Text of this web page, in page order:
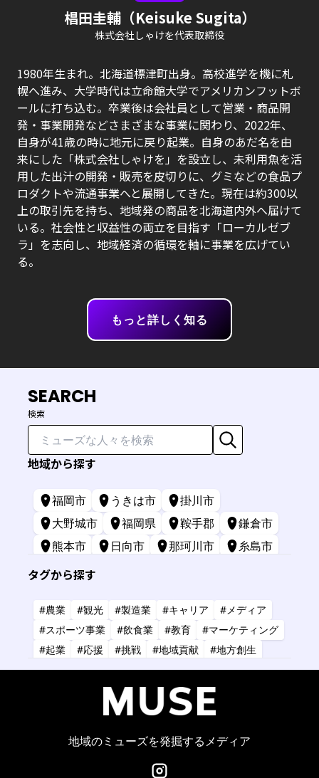
椙田圭輔（Keisuke Sugita）
株式会社しゃけを代表取締役
1980年生まれ。北海道標津町出身。高校進学を機に札
幌へ進み、大学時代は立命館大学でアメリカンフットボ
ールに打ち込む。卒業後は会社員として営業・商品開
発・事業開発などさまざまな事業に関わり、2022年、
自身が41歳の時に地元に戻り起業。自身のあだ名を由
来にした「株式会社しゃけを」を設立し、未利用魚を活
用した出汁の開発・販売を皮切りに、グミなどの食品プ
ロダクトや流通事業へと展開してきた。現在は約300以
上の取引先を持ち、地域発の商品を北海道内外へ届けて
いる。社会性と収益性の両立を目指す「ローカルゼブ
ラ」を志向し、地域経済の循環を軸に事業を広げてい
る。
もっと詳しく知る
SEARCH
検索
地域から探す
福岡市 うきは市
掛川市
大野城市
福岡県 鞍手郡
鎌倉市
熊本市
日向市 那珂川市
糸島市
苅田町
タグから探す
#農業 #観光 #製造業 #キャリア
#メディア
#スポーツ事業
#飲食業 #教育
#マーケティング
#起業
#応援 #挑戦 #地域貢献
#地方創生
#共創
#健康 #アーティスト #金融
#IT
#タレント #コーチング
#コンサルタント
#商業施設 #小売業 #経営
地域のミューズを発掘するメディア